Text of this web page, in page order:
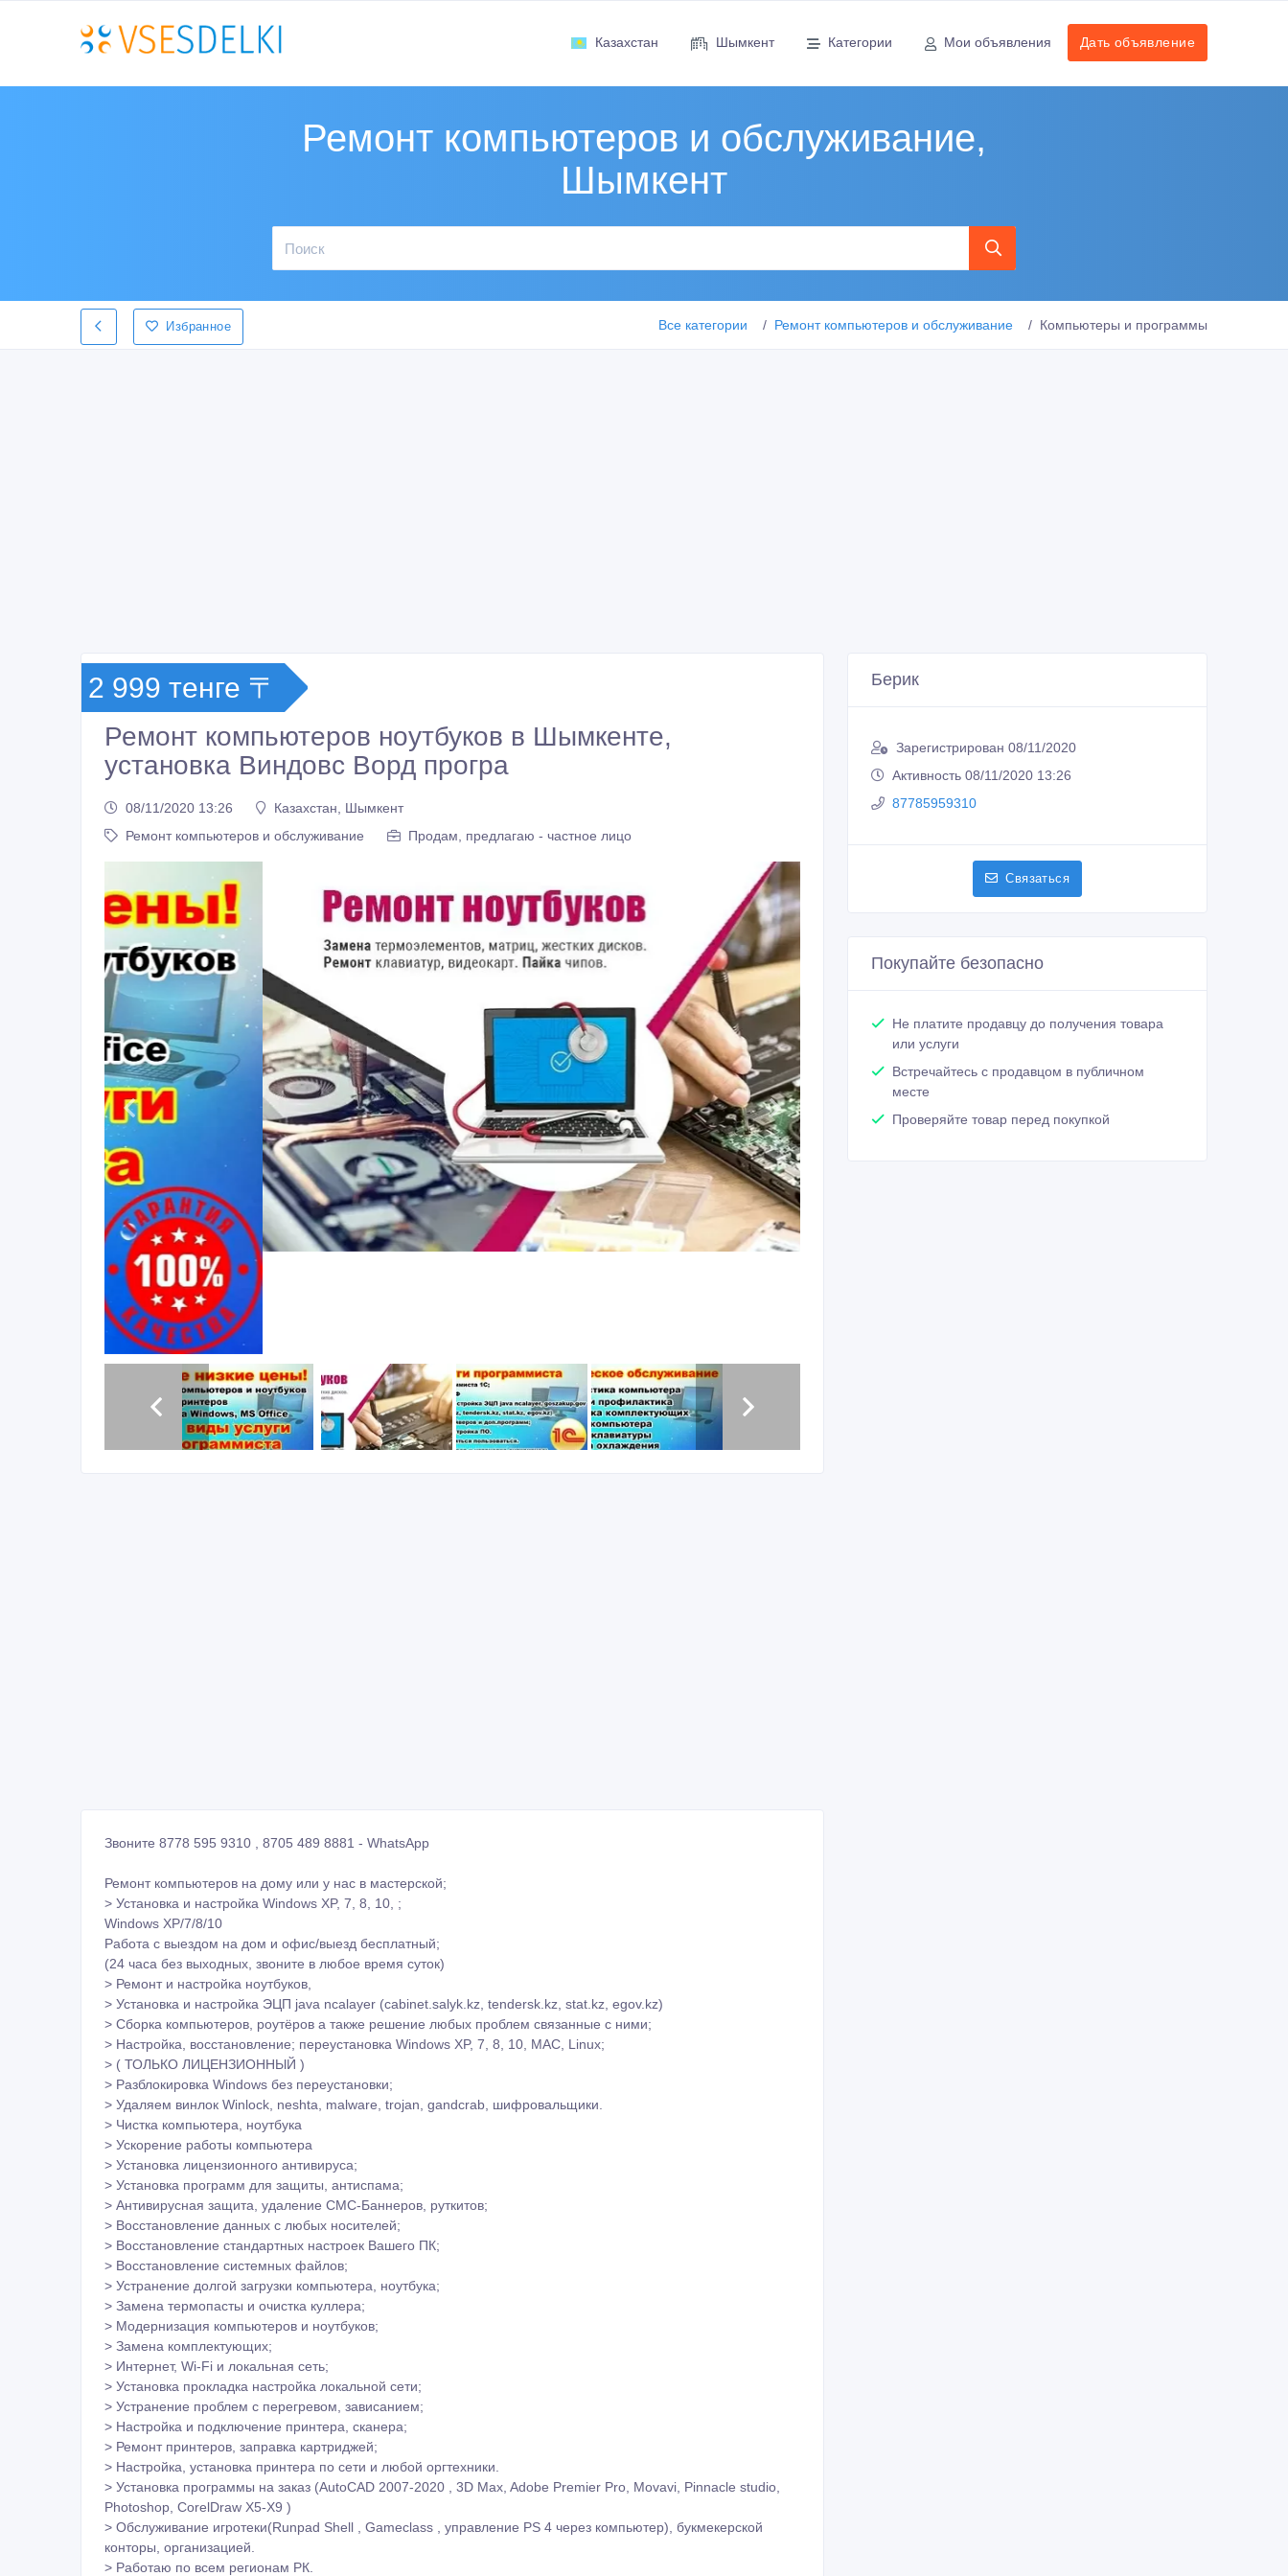
Казахстан Шымкент Категории Мои объявления Дать объявление
Ремонт компьютеров и обслуживание,
Шымкент
Избранное Все категории Ремонт компьютеров и обслуживание Компьютеры и программы
2 999 тенге 〒
Ремонт компьютеров ноутбуков в Шымкенте,
установка Виндовс Ворд програ
08/11/2020 13:26
Казахстан, Шымкент
Ремонт компьютеров и обслуживание
Продам, предлагаю - частное лицо
Работа с выездом на дом и офис/выезд бесплатный;
> Ремонт и настройка ноутбуков,
> Установка и настройка ЭЦП java ncalayer (cabinet.salyk.kz, tendersk.kz, stat.kz, egov.kz)
> Сборка компьютеров, роутёров а также решение любых проблем связанные с ними;
> Настройка, восстановление; переустановка Windows XP, 7, 8, 10, МАС, Linux;
> ( ТОЛЬКО ЛИЦЕНЗИОННЫЙ )
> Разблокировка Windows без переустановки;
> Удаляем винлок Winlock, neshta, malware, trojan, gandcrab, шифровальщики.
> Чистка компьютера, ноутбука
> Ускорение работы компьютера
> Установка лицензионного антивируса;
> Установка программ для защиты, антиспама;
> Антивирусная защита, удаление СМС-Баннеров, руткитов;
> Восстановление данных с любых носителей;
> Восстановление стандартных настроек Вашего ПК;
> Восстановление системных файлов;
> Устранение долгой загрузки компьютера, ноутбука;
> Замена термопасты и очистка куллера;
> Модернизация компьютеров и ноутбуков;
> Замена комплектующих;
> Интернет, Wi-Fi и локальная сеть;
> Установка прокладка настройка локальной сети;
> Устранение проблем с перегревом, зависанием;
> Настройка и подключение принтера, сканера;
> Ремонт принтеров, заправка картриджей;
> Настройка, установка принтера по сети и любой оргтехники.
> Установка программы на заказ (AutoCAD 2007-2020 , 3D Max, Adobe Premier Pro, Movavi, Pinnacle studio,
Photoshop, CorelDraw X5-X9 )
> Обслуживание игротеки(Runpad Shell , Gameclass , управление PS 4 через компьютер), букмекерской
конторы, организацией.
> Работаю по всем регионам РК.
Онлайн подключение по > TeamViewer, AnyDesk позволит
безопасно и оперативно решить Вашу задачу.
> Недорого качественно с гарантией. Быстро оперативно
Берик
Зарегистрирован 08/11/2020
Активность 08/11/2020 13:26
87785959310
Связаться
Покупайте безопасно
Не платите продавцу до получения товара
или услуги
Встречайтесь с продавцом в публичном
месте
Проверяйте товар перед покупкой